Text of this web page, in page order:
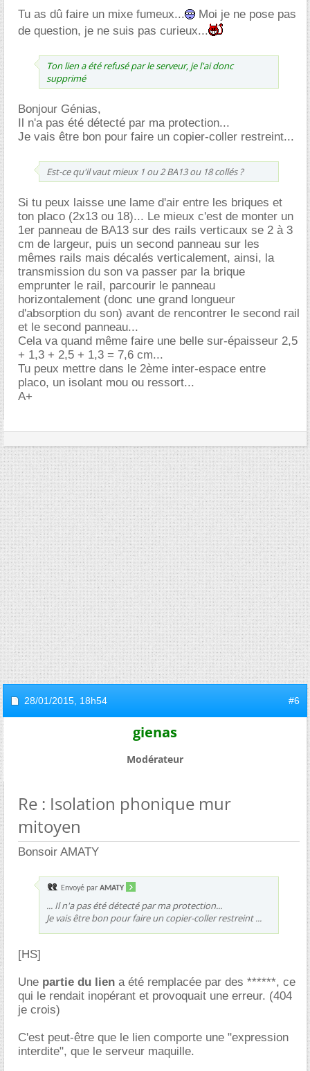
Tu as dû faire un mixe fumeux...
Moi je ne pose pas
de question, je ne suis pas curieux...
Ton lien a été refusé par le serveur, je l'ai donc
supprimé
Bonjour Génias,
Il n'a pas été détecté par ma protection...
Je vais être bon pour faire un copier-coller restreint...
Est-ce qu'il vaut mieux 1 ou 2 BA13 ou 18 collés ?
Si tu peux laisse une lame d'air entre les briques et
ton placo (2x13 ou 18)... Le mieux c'est de monter un
1er panneau de BA13 sur des rails verticaux se 2 à 3
cm de largeur, puis un second panneau sur les
mêmes rails mais décalés verticalement, ainsi, la
transmission du son va passer par la brique
emprunter le rail, parcourir le panneau
horizontalement (donc une grand longueur
d'absorption du son) avant de rencontrer le second rail
et le second panneau...
Cela va quand même faire une belle sur-épaisseur 2,5
+ 1,3 + 2,5 + 1,3 = 7,6 cm...
Tu peux mettre dans le 2ème inter-espace entre
placo, un isolant mou ou ressort...
A+
28/01/2015, 18h54 #6
gienas
Modérateur
Re : Isolation phonique mur
mitoyen
Bonsoir AMATY
Envoyé par AMATY
... Il n'a pas été détecté par ma protection...
Je vais être bon pour faire un copier-coller restreint ...
[HS]
Une partie du lien a été remplacée par des ******, ce
qui le rendait inopérant et provoquait une erreur. (404
je crois)
C'est peut-être que le lien comporte une "expression
interdite", que le serveur maquille.